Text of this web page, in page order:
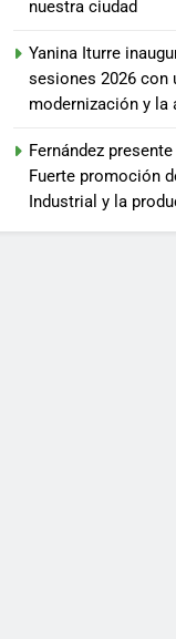
nuestra ciudad
Yanina Iturre
sesiones 2026 con
modernización y la
Fernández
Fuerte promoción
Industrial y la